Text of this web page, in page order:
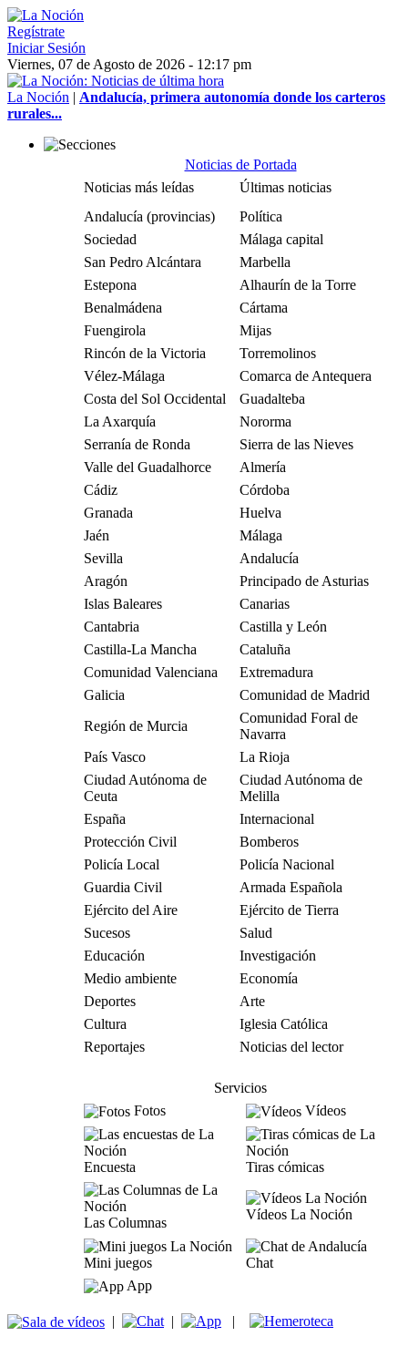
Regístrate
Iniciar Sesión
Viernes, 07 de Agosto de 2026 - 12:17 pm
La Noción | Andalucía, primera autonomía donde los carteros
rurales...
Noticias de Portada
Noticias más leídas
Últimas noticias
Andalucía (provincias)
Política
Sociedad
Málaga capital
San Pedro Alcántara
Marbella
Estepona
Alhaurín de la Torre
Benalmádena
Cártama
Fuengirola
Mijas
Rincón de la Victoria
Torremolinos
Vélez-Málaga
Comarca de Antequera
Costa del Sol Occidental
Guadalteba
La Axarquía
Nororma
Serranía de Ronda
Sierra de las Nieves
Valle del Guadalhorce
Almería
Cádiz
Córdoba
Granada
Huelva
Jaén
Málaga
Sevilla
Andalucía
Aragón
Principado de Asturias
Islas Baleares
Canarias
Cantabria
Castilla y León
Castilla-La Mancha
Cataluña
Comunidad Valenciana
Extremadura
Galicia
Comunidad de Madrid
Región de Murcia
Comunidad Foral de
Navarra
País Vasco
La Rioja
Ciudad Autónoma de
Ceuta
Ciudad Autónoma de
Melilla
España
Internacional
Protección Civil
Bomberos
Policía Local
Policía Nacional
Guardia Civil
Armada Española
Ejército del Aire
Ejército de Tierra
Sucesos
Salud
Educación
Investigación
Medio ambiente
Economía
Deportes
Arte
Cultura
Iglesia Católica
Reportajes
Noticias del lector
Servicios
Fotos
Vídeos
Encuesta Tiras cómicas
Las Columnas
Vídeos La Noción
Mini juegos
Chat
App
| | |